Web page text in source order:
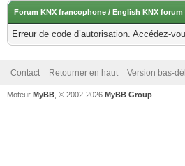
Forum KNX francophone / English KNX forum
Erreur de code d’autorisation. Accédez-
Contact Retourner en haut Version bas-
Moteur MyBB , © 2002-2026 MyBB Group